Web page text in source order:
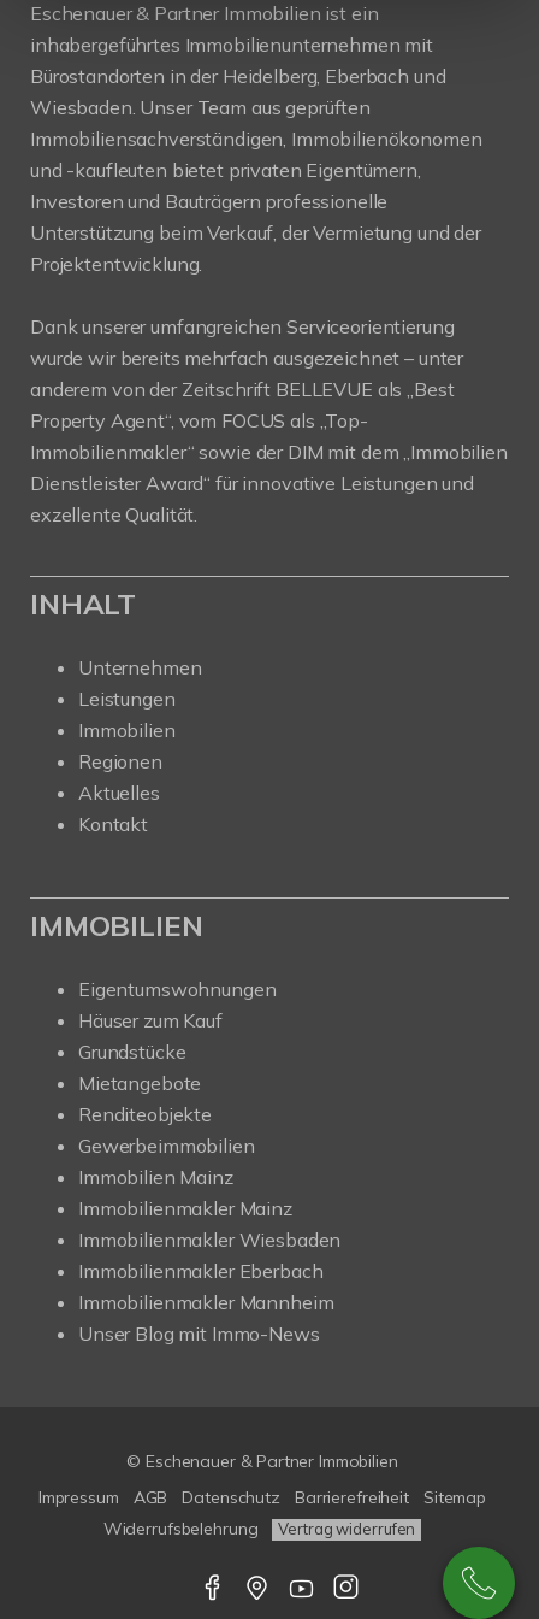
Eschenauer & Partner Immobilien ist ein
inhabergeführtes Immobilienunternehmen mit
Bürostandorten in der Heidelberg, Eberbach und
Wiesbaden. Unser Team aus geprüften
Immobiliensachverständigen, Immobilienökonomen
und -kaufleuten bietet privaten Eigentümern,
Investoren und Bauträgern professionelle
Unterstützung beim Verkauf, der Vermietung und der
Projektentwicklung.
Dank unserer umfangreichen Serviceorientierung
wurde wir bereits mehrfach ausgezeichnet – unter
anderem von der Zeitschrift BELLEVUE als „Best
Property Agent“, vom FOCUS als „Top-
Immobilienmakler“ sowie der DIM mit dem „Immobilien
Dienstleister Award“ für innovative Leistungen und
exzellente Qualität.
INHALT
Unternehmen
Leistungen
Immobilien
Regionen
Aktuelles
Kontakt
IMMOBILIEN
Eigentumswohnungen
Häuser zum Kauf
Grundstücke
Mietangebote
Renditeobjekte
Gewerbeimmobilien
Immobilien Mainz
Immobilienmakler Mainz
Immobilienmakler Wiesbaden
Immobilienmakler Eberbach
Immobilienmakler Mannheim
Unser Blog mit Immo-News
© Eschenauer & Partner Immobilien
Impressum
AGB Datenschutz Barrierefreiheit
Sitemap
Widerrufsbelehrung
Vertrag widerrufen